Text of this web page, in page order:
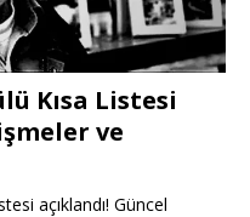
Kısa Listesi
ve
açıklandı! Güncel